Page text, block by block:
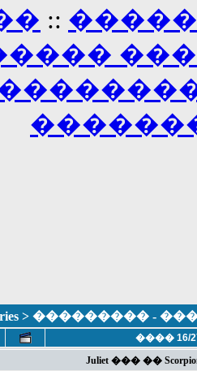
::
> ��������� -
���� 16/
Juliet ��� ��